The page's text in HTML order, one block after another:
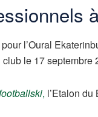
l’Oural
le 17
, l’Etalon